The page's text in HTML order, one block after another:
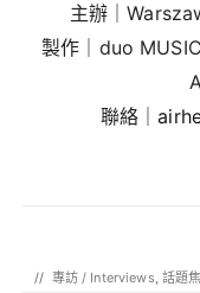
主辦｜
製作｜duo
聯絡｜
// 專訪 / Interviews,話題